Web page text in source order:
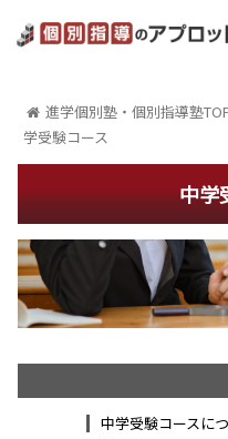
進学個別塾・個別指導塾
学受験コース
中学
中学受験コースに